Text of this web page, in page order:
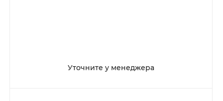
Уточните у менеджера